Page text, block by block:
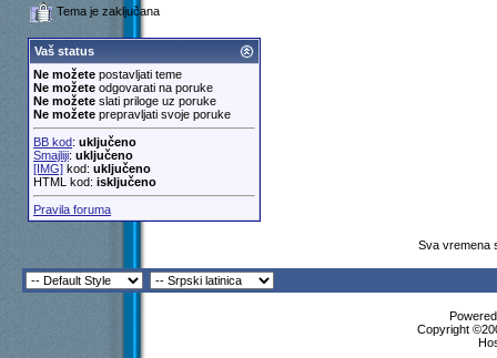
Tema je zaključana
Vaš status
Ne možetepostavljati teme
Ne možeteodgovarati na poruke
Ne možeteslati priloge uz poruke
Ne možeteprepravljati svoje poruke
BB kod: uključeno
Smajliji: uključeno
[IMG]kod: uključeno
HTML kod: isključeno
Pravila foruma
Sva vremena
Copyright